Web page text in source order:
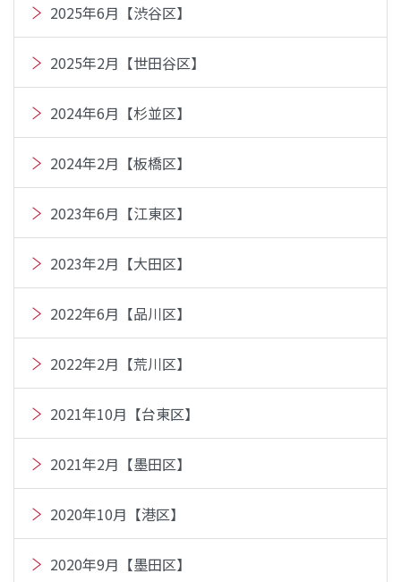
2025年6月【渋谷区】
2025年2月【世田谷区】
2024年6月【杉並区】
2024年2月【板橋区】
2023年6月【江東区】
2023年2月【大田区】
2022年6月【品川区】
2022年2月【荒川区】
2021年10月【台東区】
2021年2月【墨田区】
2020年10月【港区】
2020年9月【墨田区】